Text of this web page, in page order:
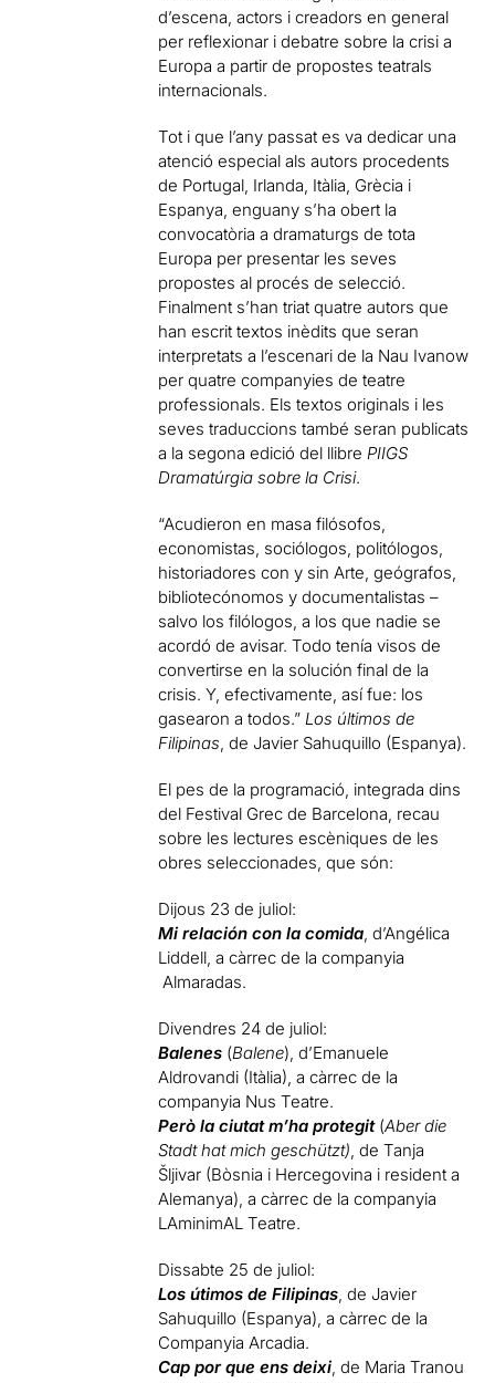
d’escena, actors i creadors en general
per reflexionar i debatre sobre la crisi a
Europa a partir de propostes teatrals
internacionals.
Tot i que l’any passat es va dedicar una
atenció especial als autors procedents
de Portugal, Irlanda, Itàlia, Grècia i
Espanya, enguany s’ha obert la
convocatòria a dramaturgs de tota
Europa per presentar les seves
propostes al procés de selecció.
Finalment s’han triat quatre autors que
han escrit textos inèdits que seran
interpretats a l’escenari de la Nau Ivanow
per quatre companyies de teatre
professionals. Els textos originals i les
seves traduccions també seran publicats
a la segona edició del llibrePIIGS
Dramatúrgia sobre la Crisi.
“Acudieron en masa filósofos,
economistas, sociólogos, politólogos,
historiadores con y sin Arte, geógrafos,
bibliotecónomos y documentalistas –
salvo los filólogos, a los que nadie se
acordó de avisar. Todo tenía visos de
convertirse en la solución final de la
crisis. Y, efectivamente, así fue: los
gasearon a todos.”Los últimos de
Filipinas, de Javier Sahuquillo (Espanya).
El pes de la programació, integrada dins
del Festival Grec de Barcelona, recau
sobre les lectures escèniques de les
obres seleccionades, que són:
Dijous 23 de juliol:
Mi relación con la comida, d’Angélica
Liddell, a càrrec de la companyia
Almaradas.
Divendres 24 de juliol:
Balenes (Balene), d’Emanuele
Aldrovandi (Itàlia), a càrrec de la
companyia Nus Teatre.
Però la ciutat m’ha protegit(Aber die
Stadt hat mich geschützt), de Tanja
Šljivar (Bòsnia i Hercegovina i resident a
Alemanya), a càrrec de la companyia
LAminimAL Teatre.
Dissabte 25 de juliol:
Los útimos de Filipinas, de Javier
Sahuquillo (Espanya), a càrrec de la
Companyia Arcadia.
Cap por que ens deixi, de Maria Tranou